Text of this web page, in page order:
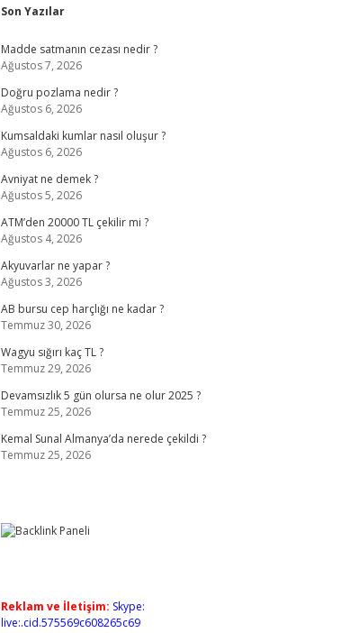
Sidebar
Son Yazılar
Madde satmanın cezası nedir ?
Ağustos 7, 2026
Doğru pozlama nedir ?
Ağustos 6, 2026
Kumsaldaki kumlar nasıl oluşur ?
Ağustos 6, 2026
Avniyat ne demek ?
Ağustos 5, 2026
ATM’den 20000 TL çekilir mi ?
Ağustos 4, 2026
Akyuvarlar ne yapar ?
Ağustos 3, 2026
AB bursu cep harçlığı ne kadar ?
Temmuz 30, 2026
Wagyu sığırı kaç TL ?
Temmuz 29, 2026
Devamsızlık 5 gün olursa ne olur 2025 ?
Temmuz 25, 2026
Kemal Sunal Almanya’da nerede çekildi ?
Temmuz 25, 2026
Reklam ve İletişim: Skype:
live:.cid.575569c608265c69